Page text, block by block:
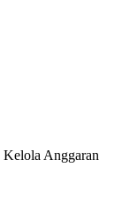
Kelola Anggaran